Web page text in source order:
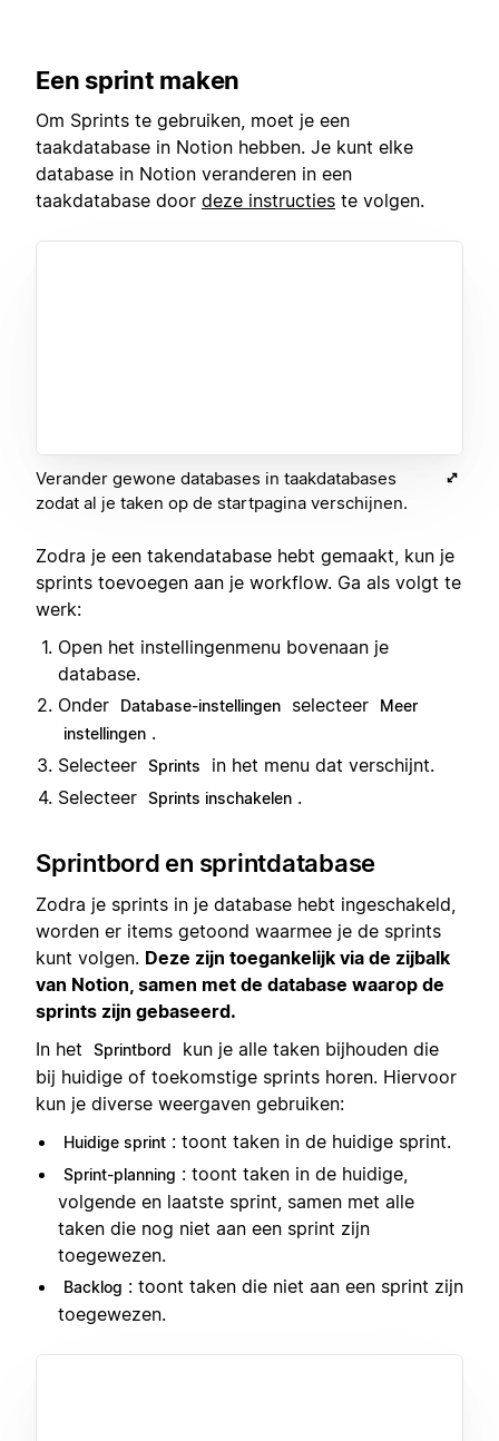
Een sprint maken
Om Sprints te gebruiken, moet je een
taakdatabase in Notion hebben. Je kunt elke
database in Notion veranderen in een
taakdatabase door deze instructies te volgen.
Verander gewone databases in taakdatabases
zodat al je taken op de startpagina verschijnen.
Zodra je een takendatabase hebt gemaakt, kun je
sprints toevoegen aan je workflow. Ga als volgt te
werk:
Open het instellingenmenu bovenaan je
database.
Onder
Database-instellingen selecteer
Meer
instellingen .
Selecteer Sprints
in het menu dat verschijnt.
Selecteer Sprints inschakelen .
Sprintbord en sprintdatabase
Zodra je sprints in je database hebt ingeschakeld,
worden er items getoond waarmee je de sprints
kunt volgen. Deze zijn toegankelijk via de zijbalk
van Notion, samen met de database waarop de
sprints zijn gebaseerd.
In het
Sprintbord
kun je alle taken bijhouden die
bij huidige of toekomstige sprints horen. Hiervoor
kun je diverse weergaven gebruiken:
Huidige sprint : toont taken in de huidige sprint.
Sprint-planning : toont taken in de huidige,
volgende en laatste sprint, samen met alle
taken die nog niet aan een sprint zijn
toegewezen.
Backlog : toont taken die niet aan een sprint zijn
toegewezen.